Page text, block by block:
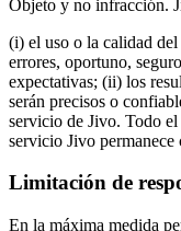
Objeto y no infracción.
(i) el uso o la calidad
errores, oportuno,
expectativas; (ii) los
serán precisos o
servicio de Jivo. Todo el
servicio Jivo permanece
Limitación de
En la máxima medida